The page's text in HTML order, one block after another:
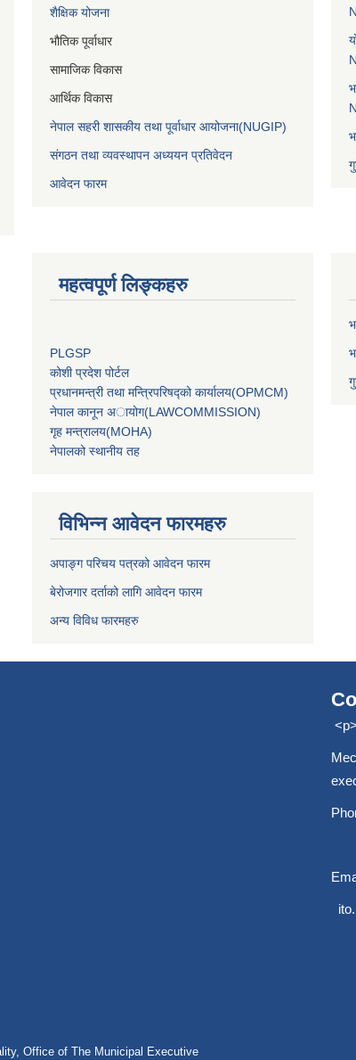
शैक्षिक योजना
भौतिक पूर्वाधार
सामाजिक विकास
आर्थिक विकास
नेपाल सहरी शासकीय तथा पूर्वाधार आयोजना(NUGIP)
संगठन तथा व्यवस्थापन अध्ययन प्रतिवेदन
आवेदन फारम
महत्वपूर्ण लिङ्कहरु
PLGSP
कोशी प्रदेश पोर्टल
प्रधानमन्‍त्री तथा मन्‍त्रिपरिषद्को कार्यालय(OPMCM)
नेपाल कानून अायोग(LAWCOMMISSION)
गृह मन्‍त्रालय(MOHA)
नेपालको स्थानीय तह
विभिन्न आवेदन फारमहरु
अपाङ्ग परिचय पत्रको आवेदन फारम
बेरोजगार दर्ताको लागि आवेदन फारम
अन्य विविध फारमहरु
Office of The Municipal Executive